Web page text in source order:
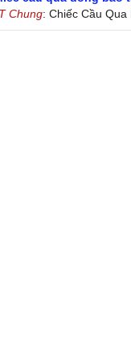
Chung: Chiếc Cầu
Water by Simon